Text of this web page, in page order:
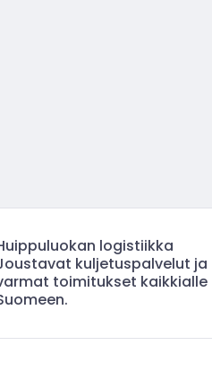
logistiikka
kuljetuspalvelut ja
toimitukset kaikkialle